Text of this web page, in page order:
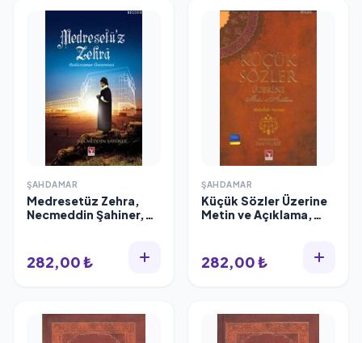
ŞAHDAMAR
Medresetüz Zehra,
Necmeddin Şahiner,
282,00 ₺
ŞAHDAMAR
Küçük Sözler Üzerine
Metin ve Açıklama,
282,00 ₺